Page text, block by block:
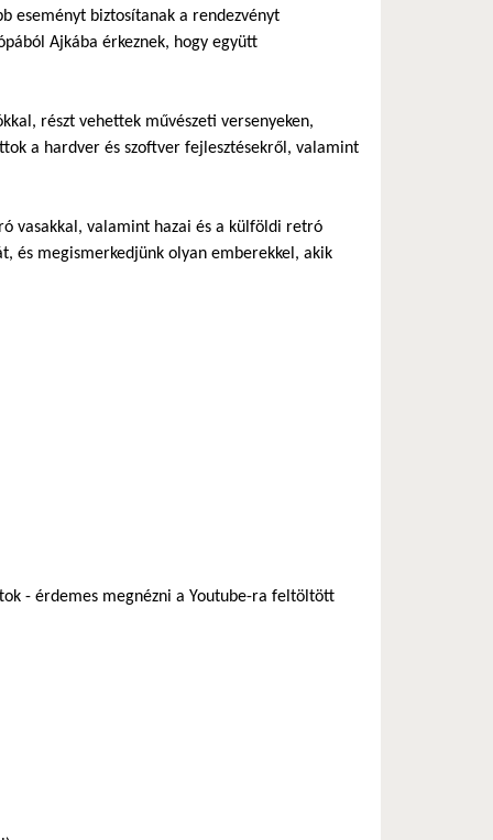
eseményt biztosítanak a rendezvényt
Ajkába érkeznek, hogy együtt
részt vehettek művészeti versenyeken,
a hardver és szoftver fejlesztésekről, valamint
vasakkal, valamint hazai és a külföldi retró
és megismerkedjünk olyan emberekkel, akik
- érdemes megnézni a Youtube-ra feltöltött